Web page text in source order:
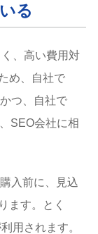
る
、高い費用対
め、自社で
つ、自社で
SEO会社に相
入前に、見込
ます。とく
用されます。